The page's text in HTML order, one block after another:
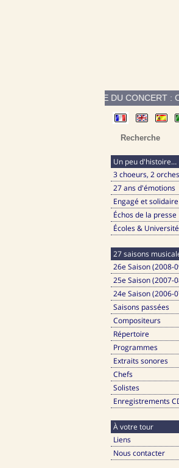
PROGRAMME DU CONCERT :
Un peu d'histoire…
3 choeurs, 2
27 ans d'émotions
Engagé et solidaire
Échos de la presse
Écoles &
27 saisons
26e Saison (2008-
25e Saison (2007-
24e Saison (2006-
Saisons passées
Compositeurs
Répertoire
Programmes
Extraits sonores
Chefs
Solistes
Enregistrements
À votre tour
Liens
Nous contacter